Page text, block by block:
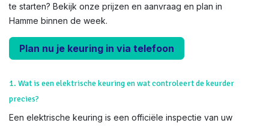
te starten? Bekijk onze prijzen en aanvraag en plan in
Hamme binnen de week.
Plan nu je keuring in via telefoon
1. Wat is een elektrische keuring en wat controleert de keurder
precies?
Een elektrische keuring is een officiële inspectie van uw